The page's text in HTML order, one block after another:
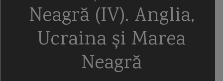
Etichete
Al Doilea Razboi Mondial
Alexandru cel Bun
Neagră (IV). Anglia,
Ucraina și Marea
Neagră